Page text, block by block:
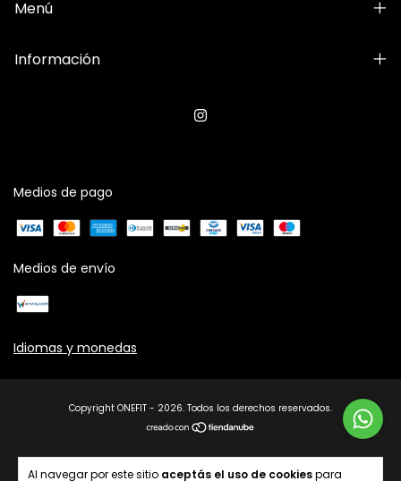
Al navegar por este sitio aceptás el uso de cookiespara
Menú
Información
Medios de pago
Medios de envío
Idiomas y monedas
Copyright ONEFIT - 2026. Todos los derechos reservados.